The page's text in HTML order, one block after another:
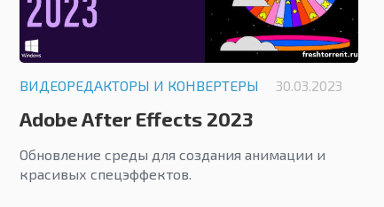
ВИДЕОРЕДАКТОРЫ И КОНВЕРТЕРЫ 30.03.2023
Adobe After Effects 2023
Обновление среды для создания анимации и
красивых спецэффектов.